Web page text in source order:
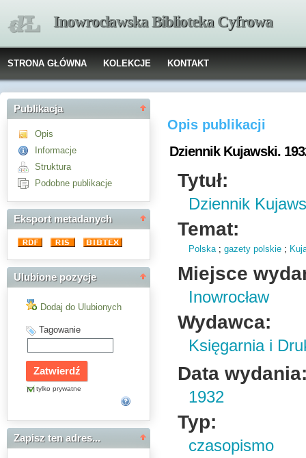
Inowrocławska Biblioteka Cyfrowa
STRONA GŁÓWNA KOLEKCJE KONTAKT
Publikacja
Opis
Informacje
Struktura
Podobne publikacje
Eksport metadanych
Ulubione pozycje
Dodaj do Ulubionych
Tagowanie
tylko prywatne
Zapisz ten adres...
Opis publikacji
Dziennik Kujawski.
Tytuł:
Dziennik
Temat:
Polska;gazety polskie ;
Miejsce
Inowrocław
Wydawca:
Księgarnia i
Data
1932
Typ:
czasopismo